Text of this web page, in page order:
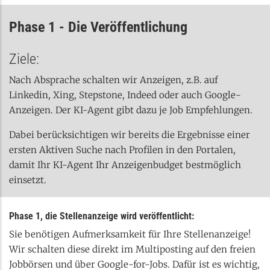
Phase 1 - Die Veröffentlichung
Ziele:
Nach Absprache schalten wir Anzeigen, z.B. auf
Linkedin, Xing, Stepstone, Indeed oder auch Google-
Anzeigen. Der KI-Agent gibt dazu je Job Empfehlungen.
Dabei berücksichtigen wir bereits die Ergebnisse einer
ersten Aktiven Suche nach Profilen in den Portalen,
damit Ihr KI-Agent Ihr Anzeigenbudget bestmöglich
einsetzt.
Phase 1, die Stellenanzeige wird veröffentlicht:
Sie benötigen Aufmerksamkeit für Ihre Stellenanzeige!
Wir schalten diese direkt im Multiposting auf den freien
Jobbörsen und über Google-for-Jobs. Dafür ist es wichtig,